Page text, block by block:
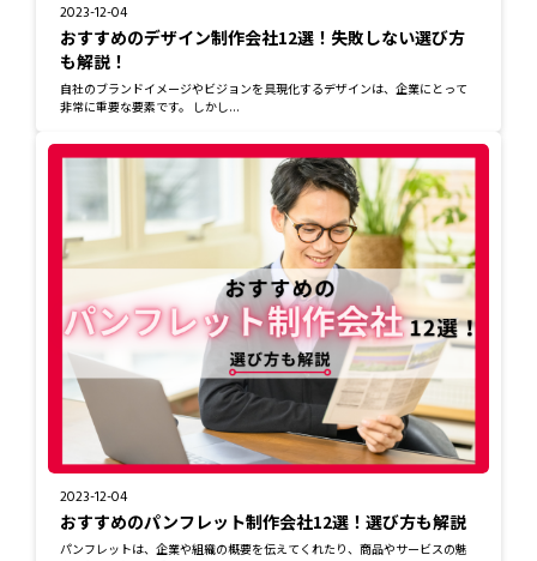
2023-12-04
おすすめのデザイン制作会社12選！失敗しない選び方
も解説！
自社のブランドイメージやビジョンを具現化するデザインは、企業にとって
非常に重要な要素です。 しかし...
2023-12-04
おすすめのパンフレット制作会社12選！選び方も解説
パンフレットは、企業や組織の概要を伝えてくれたり、商品やサービスの魅